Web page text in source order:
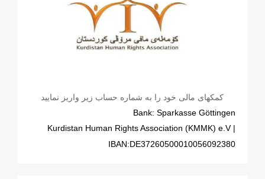
کمکهای مالی خود را به شماره حساب زیر واریز نمایید
Bank: Sparkasse Göttingen
| Kurdistan Human Rights Association (KMMK) e.V
IBAN:DE37260500010056092380